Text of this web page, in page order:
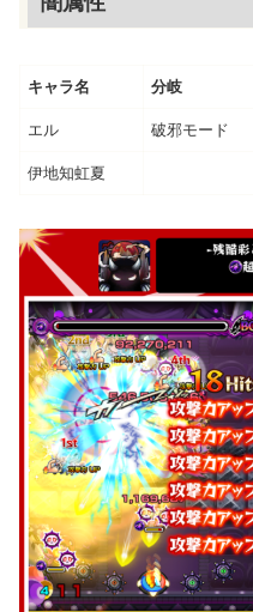
キャラ名 分岐
エル 破邪モード
伊地知虹夏